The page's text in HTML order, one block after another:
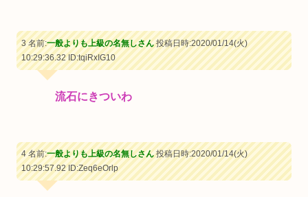
3 名前:一般よりも上級の名無しさん投稿日時:2020/01/14(火)
10:29:36.32ID:tqiRxIG10
流石にきついわ
4 名前:一般よりも上級の名無しさん投稿日時:2020/01/14(火)
10:29:57.92ID:Zeq6eOrlp